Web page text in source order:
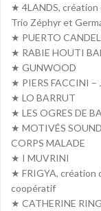
★ 4LANDS,
Trio Zéphyr et
★ PUERTO
★ RABIE HOUTI
★ GUNWOOD
★ PIERS FACCINI –
★ LO BARRUT
★ LES OGRES DE
★ MOTIVÉS
CORPS MALADE
★ I MUVRINI
★ FRIGYA, création
coopératif
★ CATHERINE